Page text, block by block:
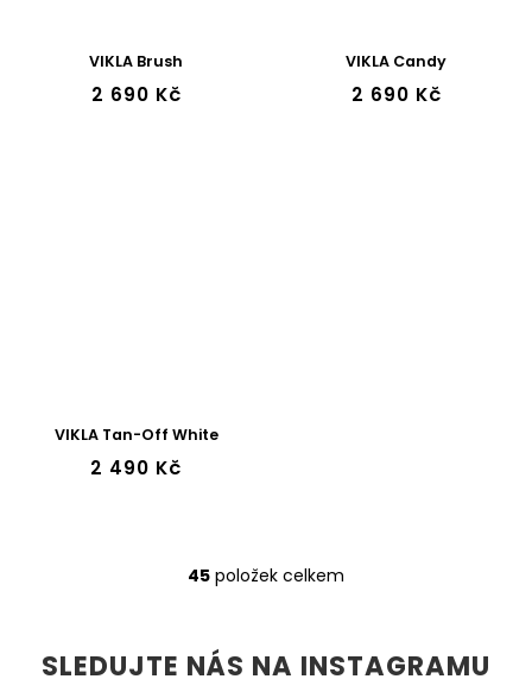
VIKLA Brush
2 690 Kč
VIKLA Candy
2 690 Kč
VIKLA Tan-Off White
2 490 Kč
O
á
d
45 položek celkem
SLEDUJTE NÁS NA INSTAGRAMU